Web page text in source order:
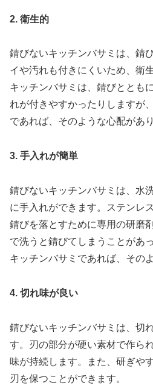
2. 衛生的
錆びないキッチンバサミは、錆
イや汚れも付きにくいため、衛
キッチンバサミは、錆びととも
れが付きやすかったりしますが
であれば、そのような心配があ
3. 手入れが簡単
錆びないキッチンバサミは、水
に手入れができます。ステンレ
錆びを落とすために専用の研磨
で洗うと錆びてしまうことがあ
キッチンバサミであれば、その
4. 切れ味が良い
錆びないキッチンバサミは、切
す。刃の部分が硬い素材で作ら
味が持続します。また、研ぎや
刃を保つことができます。